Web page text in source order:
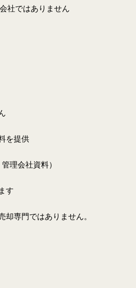
社ではありません
を提供
理会社資料）
す
専門ではありません。